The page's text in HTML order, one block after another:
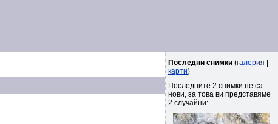
Последни снимки (галерия
карти)
Последните 2 снимки не са
нови, за това ви представяме
2 случайни: